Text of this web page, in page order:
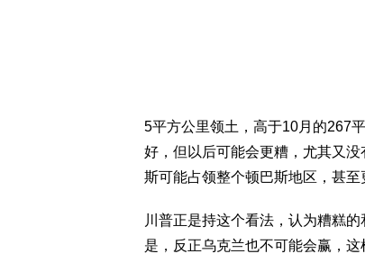
5平方公里领土，高于10月的267
好，但以后可能会更糟，尤其又
斯可能占领整个顿巴斯地区，甚
川普正是持这个看法，认为糟糕
是，反正乌克兰也不可能会赢，这